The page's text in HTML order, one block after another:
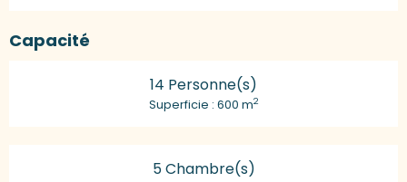
Capacité
14 Personne(s)
Superficie : 600 m2
5 Chambre(s)